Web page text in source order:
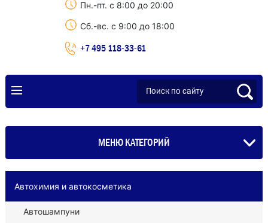
Пн.-пт. с 8:00 до 20:00
Сб.-вс. с 9:00 до 18:00
+7 495 118-33-61
МЕНЮ КАТЕГОРИЙ
Автохимия и автокосметика
Автошампуни